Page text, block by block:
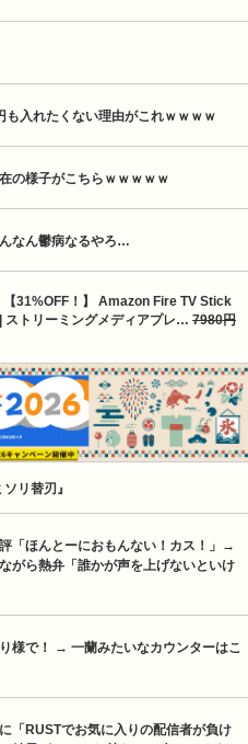
も入れたくない理由がこれｗｗｗｗ
の様子がこちらｗｗｗｗｗ
なん鬱病なるやろ…
31%OFF！】 Amazon Fire TV Stick
ストリーミングメディアプレ… 7980円
リ替刃』
「ほんとーにおもんない！カス！」→
がら熱弁「誰かが声を上げないといけ
様で！ → 一蘭みたいなカウンターはこ
「RUSTでお気に入りの配信者が負け